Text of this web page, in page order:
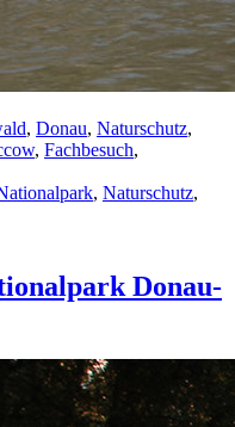
, Donau, Naturschutz,
, Fachbesuch,
, Naturschutz,
Donau-